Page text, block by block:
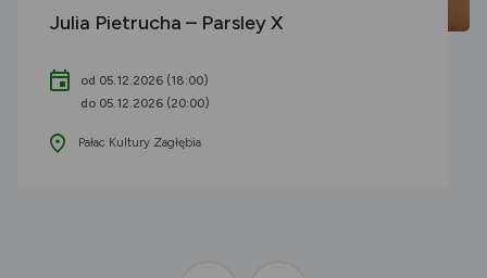
Julia Pietrucha – Parsley X
od 05.12.2026 (18:00)
do 05.12.2026 (20:00)
Pałac Kultury Zagłębia